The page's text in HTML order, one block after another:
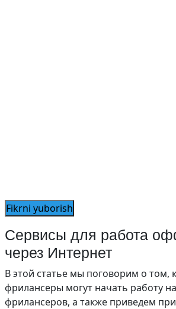
Сервисы для работа
через Интернет
В этой статье мы поговорим о
фрилансеры могут начать работу
фрилансеров, а также приведем